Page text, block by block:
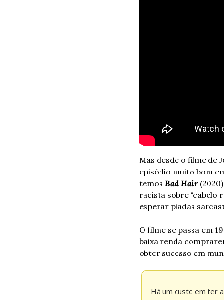
Mas desde o filme de
episódio muito bom
temos Bad Hair
racista sobre “cabelo
esperar piadas
O filme se passa em
baixa renda
obter sucesso em
Há um custo em ter